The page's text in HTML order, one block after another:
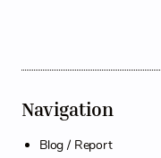
Navigation
Blog / Report